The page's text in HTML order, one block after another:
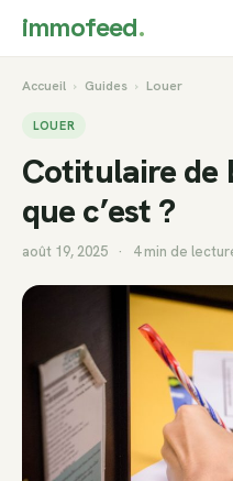
immofeed.
Accueil › Guides › Louer
LOUER
Cotitulaire de
que c’est ?
août 19, 2025 · 4 min de